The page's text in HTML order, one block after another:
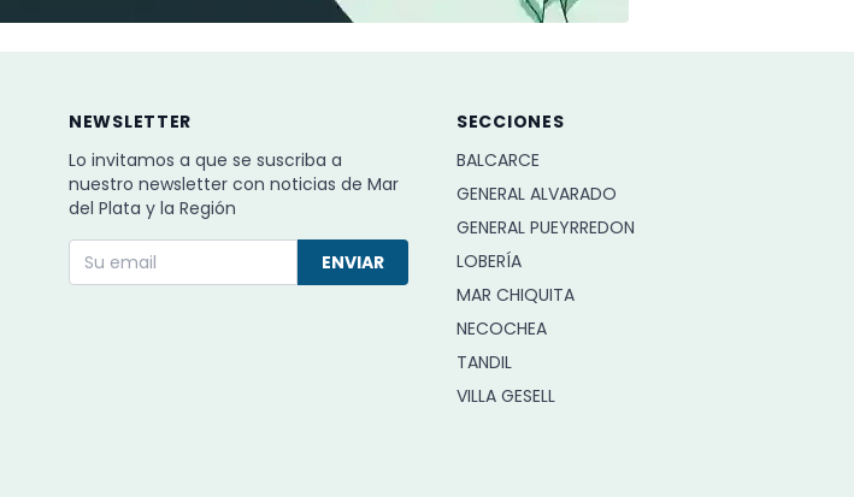
NEWSLETTER
Lo invitamos a que se suscriba a
nuestro newsletter con noticias de Mar
del Plata y la Región
ENVIAR
SECCIONES
BALCARCE
GENERAL ALVARADO
GENERAL PUEYRREDON
LOBERÍA
MAR CHIQUITA
NECOCHEA
TANDIL
VILLA GESELL